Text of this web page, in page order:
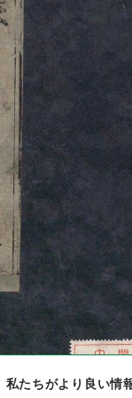
私たちがより良い情